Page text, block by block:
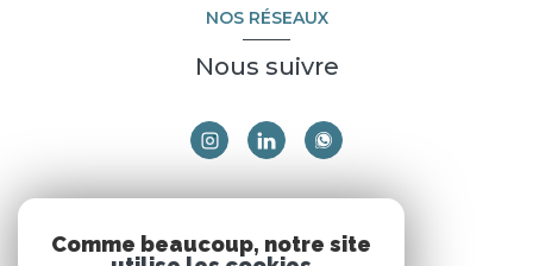
NOS RÉSEAUX
Nous suivre
Comme beaucoup, notre site